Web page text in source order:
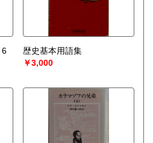
歴史基本用語集
￥3,000